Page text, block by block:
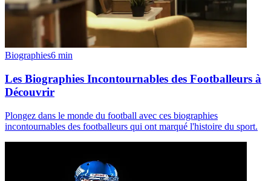
Biographies6 min
Les Biographies Incontournables des Footballeurs à
Découvrir
Plongez dans le monde du football avec ces biographies
incontournables des footballeurs qui ont marqué l'histoire du sport.